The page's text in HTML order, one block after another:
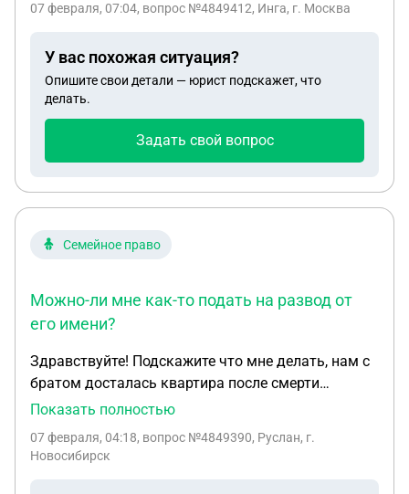
эвакуировали. Что делать и будет ли ребёнку за
07 февраля, 07:04, вопрос №4849412, Инга, г. Москва
У вас похожая ситуация?
Опишите свои детали — юрист подскажет, что
делать.
Задать свой вопрос
Семейное право
Можно-ли мне как-то подать на развод от
его имени?
Здравствуйте! Подскажите что мне делать, нам с
братом досталась квартира после смерти
родителей , я вступил в наследство, а брат нет,
выгнала и его парализовало, жена за ним не
Показать полностью
07 февраля, 04:18, вопрос №4849390, Руслан, г.
Новосибирск